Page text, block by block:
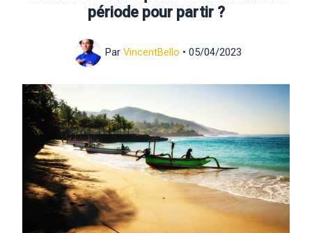
période pour partir ?
Par VincentBello • 05/04/2023